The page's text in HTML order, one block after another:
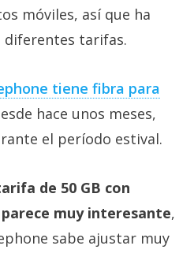
móviles, así que ha
diferentes tarifas.
tiene fibra para
hace unos meses,
el período estival.
de 50 GB con
muy interesante,
sabe ajustar muy